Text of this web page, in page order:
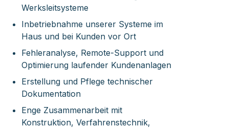
Werksleitsysteme
Inbetriebnahme unserer Systeme im
Haus und bei Kunden vor Ort
Fehleranalyse, Remote-Support und
Optimierung laufender Kundenanlagen
Erstellung und Pflege technischer
Dokumentation
Enge Zusammenarbeit mit
Konstruktion, Verfahrenstechnik,